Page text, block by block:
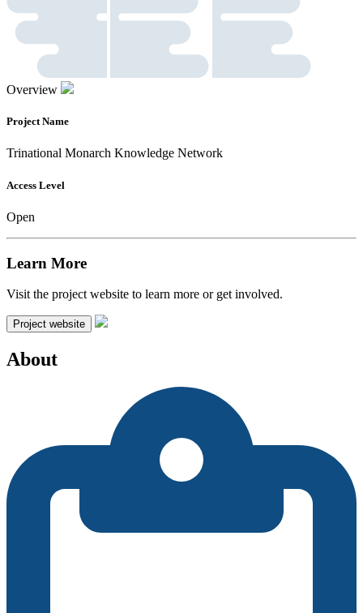
Overview
Project Name
Trinational Monarch Knowledge Network
Access Level
Open
Learn More
Visit the project website to learn more or get involved.
Project website
About